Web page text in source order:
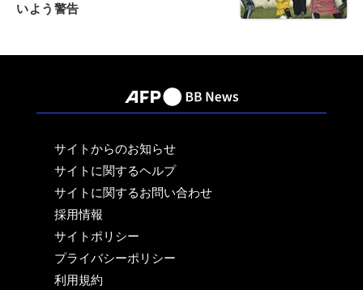
いよう警告
サイトからのお知らせ
サイトに関するヘルプ
サイトに関するお問い合わせ
採用情報
サイトポリシー
プライバシーポリシー
利用規約